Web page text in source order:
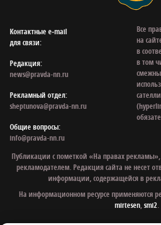
Контактные e‑mail
для связи:
Редакция:
news@pravda-nn.ru
Рекламный отдел:
sheptunova@pravda-nn.ru
Общие вопросы:
info@pravda-nn.ru
Все
на
в
в том
Публикации с пометкой «На правах
рекламодателем. Редакция сайта не несет
информации, содержащейся в
На информационном ресурсе применяются
mirtesen,smi2.